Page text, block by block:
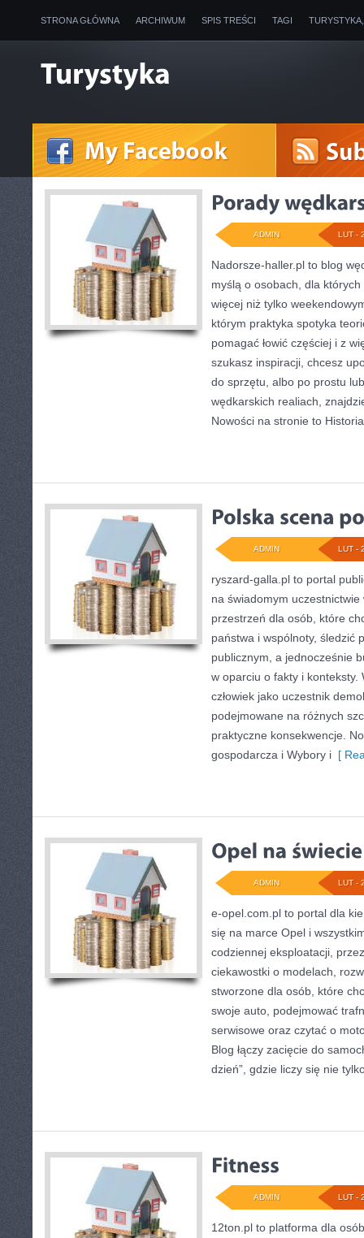
STRONA GŁÓWNA ARCHIWUM SPIS TREŚCI TAGI
LUT -
ADMIN
Nadorsze-haller.pl to blog
myślą o osobach, dla których
więcej niż tylko
którym praktyka spotyka
pomagać łowić częściej i z
szukasz inspiracji, chcesz
do sprzętu, albo po prostu
wędkarskich realiach,
Nowości na stronie to
LUT -
ADMIN
ryszard-galla.pl to portal
na świadomym
przestrzeń dla osób, które
państwa i wspólnoty, śledzić
publicznym, a jednocześnie
w oparciu o fakty i konteksty.
człowiek jako uczestnik
podejmowane na różnych
praktyczne konsekwencje.
gospodarcza i Wybory i [
LUT -
ADMIN
e-opel.com.pl to portal dla
się na marce Opel i
codziennej eksploatacji,
ciekawostki o modelach,
stworzone dla osób, które
swoje auto, podejmować
serwisowe oraz czytać o
Blog łączy zacięcie do
dzień”, gdzie liczy się nie
LUT -
ADMIN
12ton.pl to platforma dla